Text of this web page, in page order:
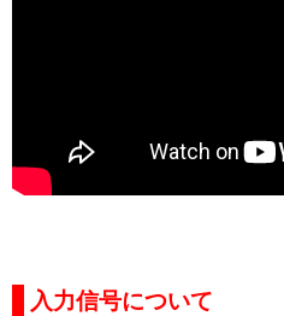
入力信号について